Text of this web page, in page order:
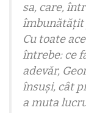
sa, care,
îmbunătățit
Cu toate
întrebe: ce
adevăr,
însuși, cât
a muta